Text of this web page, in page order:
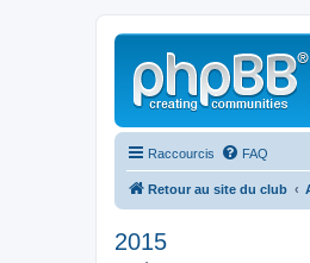
Raccourcis FAQ
Retour au site du club
2015